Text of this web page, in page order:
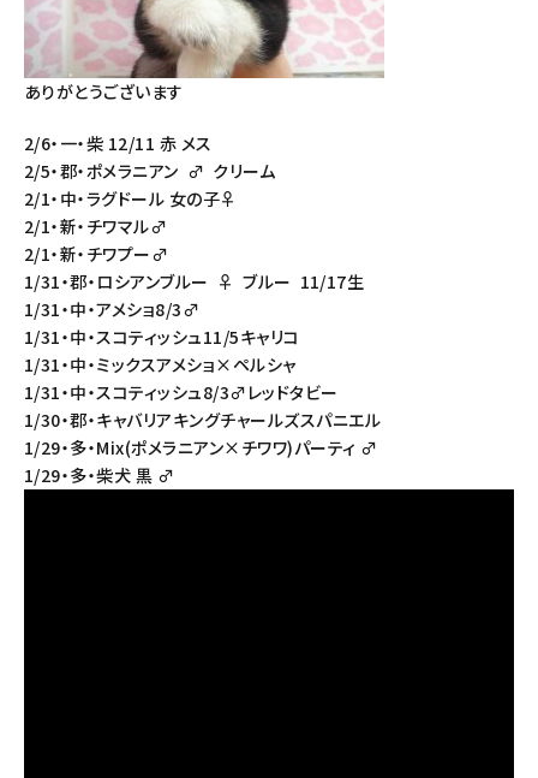
ありがとうございます
2/6・一・柴 12/11 赤 メス
2/5・郡・ポメラニアン ♂ クリーム
2/1・中・ラグドール 女の子♀
2/1・新・ チワマル♂
2/1・新・ チワプー♂
1/31・郡・ロシアンブルー ♀ ブルー 11/17生
1/31・中・アメショ8/3♂
1/31・中・スコティッシュ11/5キャリコ
1/31・中・ミックスアメショ×ペルシャ
1/31・中・スコティッシュ8/3♂レッドタビー
1/30・郡・キャバリアキングチャールズスパニエル
1/29・多・Mix(ポメラニアン×チワワ)パーティ ♂
1/29・多・柴犬 黒 ♂